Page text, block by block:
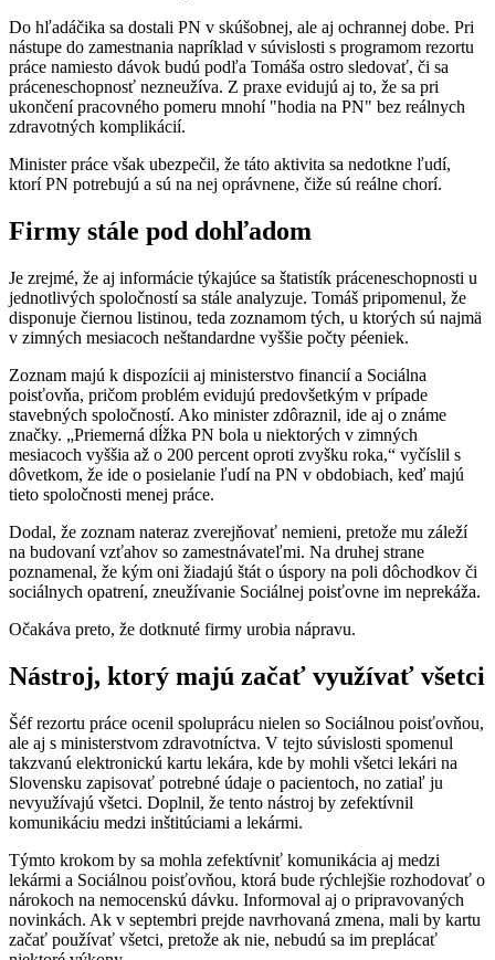
Do hľadáčika sa dostali PN v skúšobnej, ale aj ochrannej dobe. Pri
nástupe do zamestnania napríklad v súvislosti s programom rezortu
práce namiesto dávok budú podľa Tomáša ostro sledovať, či sa
práceneschopnosť nezneužíva. Z praxe evidujú aj to, že sa pri
ukončení pracovného pomeru mnohí "hodia na PN" bez reálnych
zdravotných komplikácií.
Minister práce však ubezpečil, že táto aktivita sa nedotkne ľudí,
ktorí PN potrebujú a sú na nej oprávnene, čiže sú reálne chorí.
Firmy stále pod dohľadom
Je zrejmé, že aj informácie týkajúce sa štatistík práceneschopnosti u
jednotlivých spoločností sa stále analyzuje. Tomáš pripomenul, že
disponuje čiernou listinou, teda zoznamom tých, u ktorých sú najmä
v zimných mesiacoch neštandardne vyššie počty péeniek.
Zoznam majú k dispozícii aj ministerstvo financií a Sociálna
poisťovňa, pričom problém evidujú predovšetkým v prípade
stavebných spoločností. Ako minister zdôraznil, ide aj o známe
značky. „Priemerná dĺžka PN bola u niektorých v zimných
mesiacoch vyššia až o 200 percent oproti zvyšku roka,“ vyčíslil s
dôvetkom, že ide o posielanie ľudí na PN v obdobiach, keď majú
tieto spoločnosti menej práce.
Dodal, že zoznam nateraz zverejňovať nemieni, pretože mu záleží
na budovaní vzťahov so zamestnávateľmi. Na druhej strane
poznamenal, že kým oni žiadajú štát o úspory na poli dôchodkov či
sociálnych opatrení, zneužívanie Sociálnej poisťovne im neprekáža.
Očakáva preto, že dotknuté firmy urobia nápravu.
Nástroj, ktorý majú začať využívať všetci
Šéf rezortu práce ocenil spoluprácu nielen so Sociálnou poisťovňou,
ale aj s ministerstvom zdravotníctva. V tejto súvislosti spomenul
takzvanú elektronickú kartu lekára, kde by mohli všetci lekári na
Slovensku zapisovať potrebné údaje o pacientoch, no zatiaľ ju
nevyužívajú všetci. Doplnil, že tento nástroj by zefektívnil
komunikáciu medzi inštitúciami a lekármi.
Týmto krokom by sa mohla zefektívniť komunikácia aj medzi
lekármi a Sociálnou poisťovňou, ktorá bude rýchlejšie rozhodovať o
nárokoch na nemocenskú dávku. Informoval aj o pripravovaných
novinkách. Ak v septembri prejde navrhovaná zmena, mali by kartu
začať používať všetci, pretože ak nie, nebudú sa im preplácať